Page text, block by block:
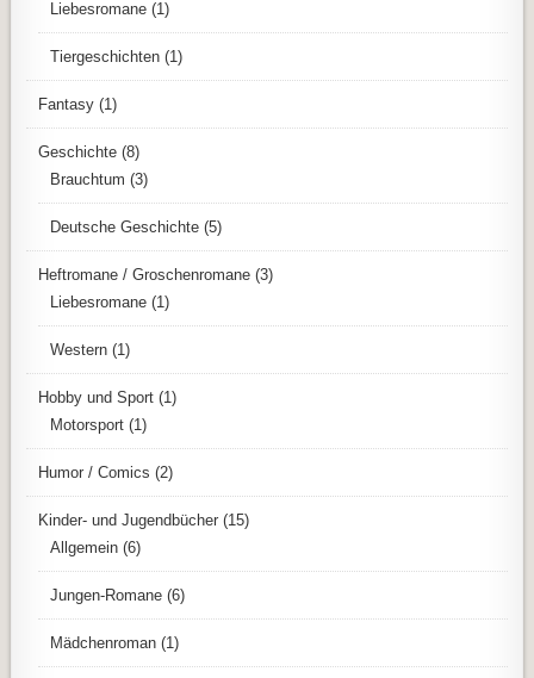
Liebesromane (1)
Tiergeschichten (1)
Fantasy (1)
Geschichte (8)
Brauchtum (3)
Deutsche Geschichte (5)
Heftromane / Groschenromane (3)
Liebesromane (1)
Western (1)
Hobby und Sport (1)
Motorsport (1)
Humor / Comics (2)
Kinder- und Jugendbücher (15)
Allgemein (6)
Jungen-Romane (6)
Mädchenroman (1)